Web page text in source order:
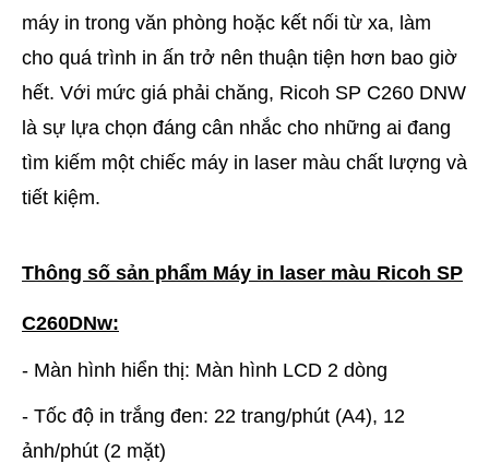
máy in trong văn phòng hoặc kết nối từ xa, làm
cho quá trình in ấn trở nên thuận tiện hơn bao giờ
hết. Với mức giá phải chăng, Ricoh SP C260 DNW
là sự lựa chọn đáng cân nhắc cho những ai đang
tìm kiếm một chiếc máy in laser màu chất lượng và
tiết kiệm.
Thông số sản phẩm Máy in laser màu Ricoh SP
C260DNw:
- Màn hình hiển thị: Màn hình LCD 2 dòng
- Tốc độ in trắng đen: 22 trang/phút (A4), 12
ảnh/phút (2 mặt)